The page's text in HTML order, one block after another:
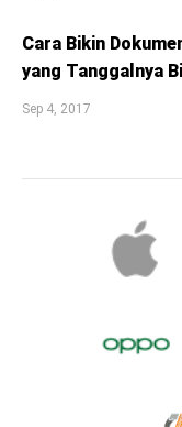
Cara Bikin
yang Tanggalnya
Sep 4, 2017